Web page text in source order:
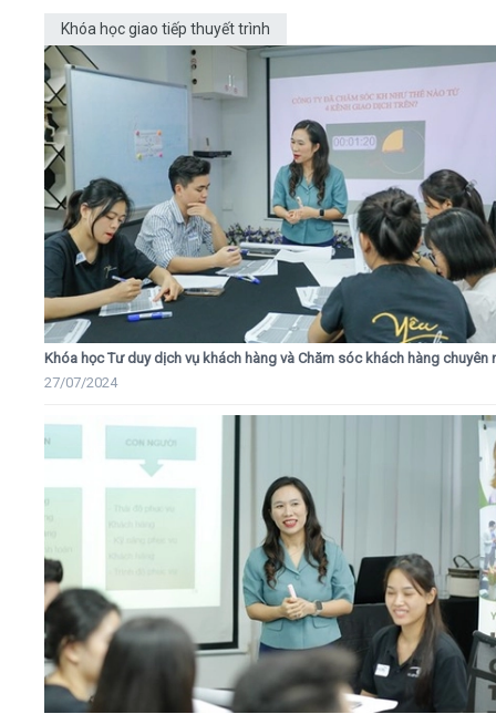
Khóa học giao tiếp thuyết trình
Khóa học Tư duy dịch vụ khách hàng và Chăm sóc khách hàng chuyên
27/07/2024